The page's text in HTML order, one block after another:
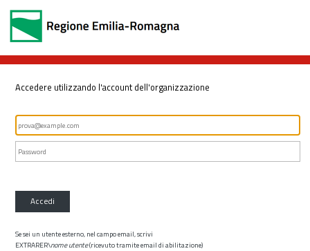
Accedere utilizzando l'account dell'organizzazione
Accedi
Se sei un utente esterno, nel campo email, scrivi
EXTRARER\nome utente(ricevuto tramite email di abilitazione)